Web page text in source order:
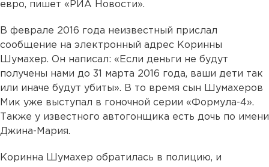
евро, пишет «РИА Новости».
В феврале 2016 года неизвестный прислал
сообщение на электронный адрес Коринны
Шумахер. Он написал: «Если деньги не будут
получены нами до 31 марта 2016 года, ваши дети так
или иначе будут убиты». В то время сын Шумахеров
Мик уже выступал в гоночной серии «Формула-4».
Также у известного автогонщика есть дочь по имени
Джина-Мария.
Коринна Шумахер обратилась в полицию, и